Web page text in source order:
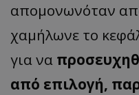
απομονωνόταν
χαμήλωνε το
για να
από επιλογή,